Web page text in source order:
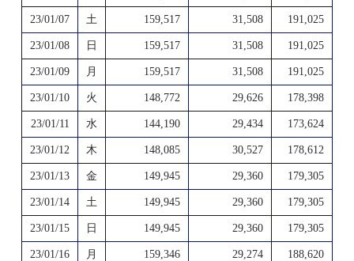
23/01/07 土 159,517 31,508 191,025
23/01/08 日 159,517 31,508 191,025
23/01/09 月 159,517 31,508 191,025
23/01/10 火 148,772 29,626 178,398
23/01/11 水 144,190 29,434 173,624
23/01/12 木 148,085 30,527 178,612
23/01/13 金 149,945 29,360 179,305
23/01/14 土 149,945 29,360 179,305
23/01/15 日 149,945 29,360 179,305
23/01/16 月 159,346 29,274 188,620